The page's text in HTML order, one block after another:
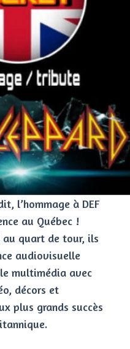
l’hommage à DEF
au Québec !
au quart de tour, ils
audiovisuelle
multimédia avec
décors et
plus grands succès